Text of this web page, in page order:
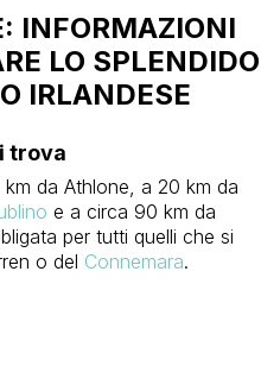
INFORMAZIONI
LO SPLENDIDO
IRLANDESE
trova
da Athlone, a 20 km da
e a circa 90 km da
per tutti quelli che si
o del Connemara.